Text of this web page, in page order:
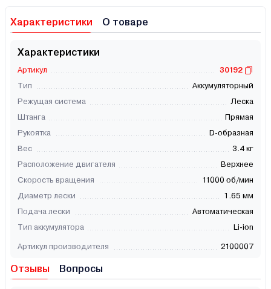
Характеристики О товаре
Характеристики
Артикул
30192
Тип
Аккумуляторный
Режущая система
Леска
Штанга
Прямая
Рукоятка
D-образная
Вес
3.4 кг
Расположение двигателя
Верхнее
Скорость вращения
11000 об/мин
Диаметр лески
1.65 мм
Подача лески
Автоматическая
Тип аккумулятора
Li-ion
Артикул производителя 2100007
Отзывы Вопросы